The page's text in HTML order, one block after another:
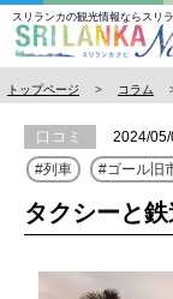
スリランカの観光情報ならスリ
トップページ > コラム
口コミ
2024/05/
列車
ゴール旧
タクシーと